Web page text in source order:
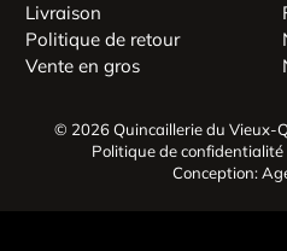
Livraison
Politique de retour
Vente en gros
© 2026 Quincaillerie du Vieux-
Politique de confidentialité
Conception: